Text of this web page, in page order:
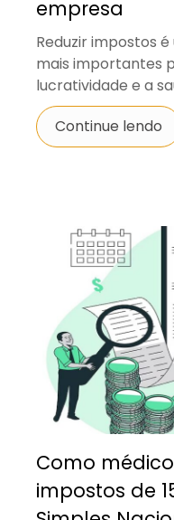
empresa
Reduzir impostos
mais importantes
lucratividade e a
Continue lendo
Como
impostos de